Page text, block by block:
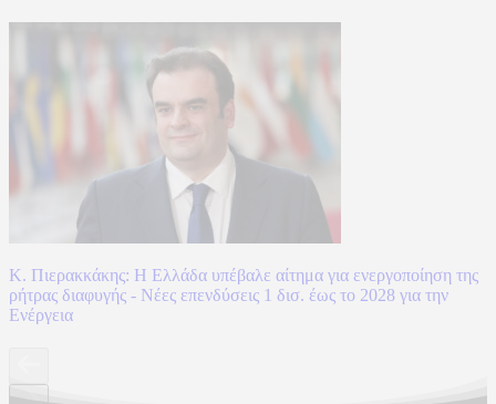
Κ. Πιερακκάκης: Η Ελλάδα υπέβαλε αίτημα για ενεργοποίηση της
ρήτρας διαφυγής - Νέες επενδύσεις 1 δισ. έως το 2028 για την
Ενέργεια